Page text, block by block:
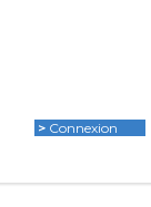
> Connexion